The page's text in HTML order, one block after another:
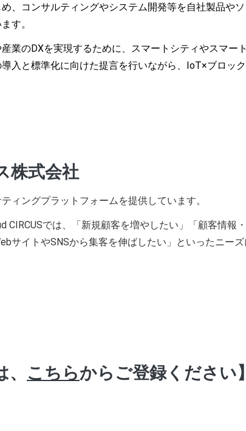
、コンサルティングやシステム開発等を自社製品や
す。
業のDXを実現するために、スマートシティやスマー
入と標準化に向けた提言を行いながら、IoT×ブロッ
株式会社
ィングプラットフォームを提供しています。
CIRCUSでは、「新規顧客を増やしたい」「顧客情報
サイトやSNSから集客を伸ばしたい」といったニー
こちらからご登録ください】